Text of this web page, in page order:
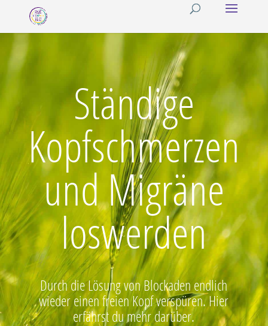
Ständige
Kopfschmerzen
und Migräne
loswerden
Durch die Lösung von Blockaden endlich
wieder einen freien Kopf verspüren. Hier
erfährst du mehr darüber.